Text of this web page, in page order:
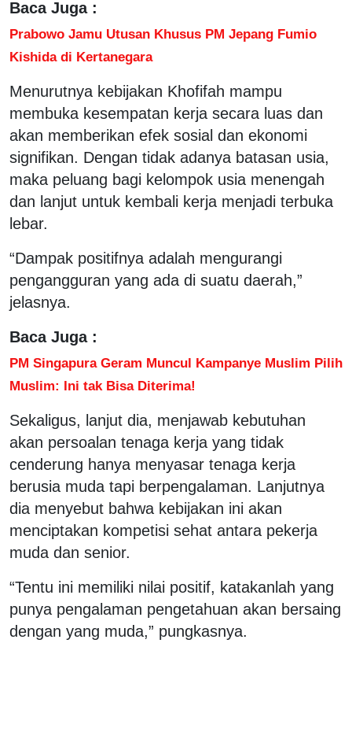
Baca Juga :
Prabowo Jamu Utusan Khusus PM Jepang Fumio
Kishida di Kertanegara
Menurutnya kebijakan Khofifah mampu
membuka kesempatan kerja secara luas dan
akan memberikan efek sosial dan ekonomi
signifikan. Dengan tidak adanya batasan usia,
maka peluang bagi kelompok usia menengah
dan lanjut untuk kembali kerja menjadi terbuka
lebar.
“Dampak positifnya adalah mengurangi
pengangguran yang ada di suatu daerah,”
jelasnya.
Baca Juga :
PM Singapura Geram Muncul Kampanye Muslim Pilih
Muslim: Ini tak Bisa Diterima!
Sekaligus, lanjut dia, menjawab kebutuhan
akan persoalan tenaga kerja yang tidak
cenderung hanya menyasar tenaga kerja
berusia muda tapi berpengalaman. Lanjutnya
dia menyebut bahwa kebijakan ini akan
menciptakan kompetisi sehat antara pekerja
muda dan senior.
“Tentu ini memiliki nilai positif, katakanlah yang
punya pengalaman pengetahuan akan bersaing
dengan yang muda,” pungkasnya.